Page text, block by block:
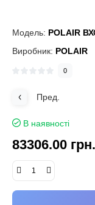
Модель: POLAIR
Виробник: POLAIR
0
Пред.
В наявності
83306.00 грн.